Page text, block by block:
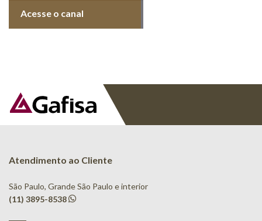
Acesse o canal
Atendimento ao Cliente
São Paulo, Grande São Paulo e interior
(11) 3895-8538